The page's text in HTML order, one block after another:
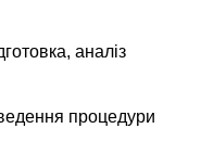
аналіз
процедури